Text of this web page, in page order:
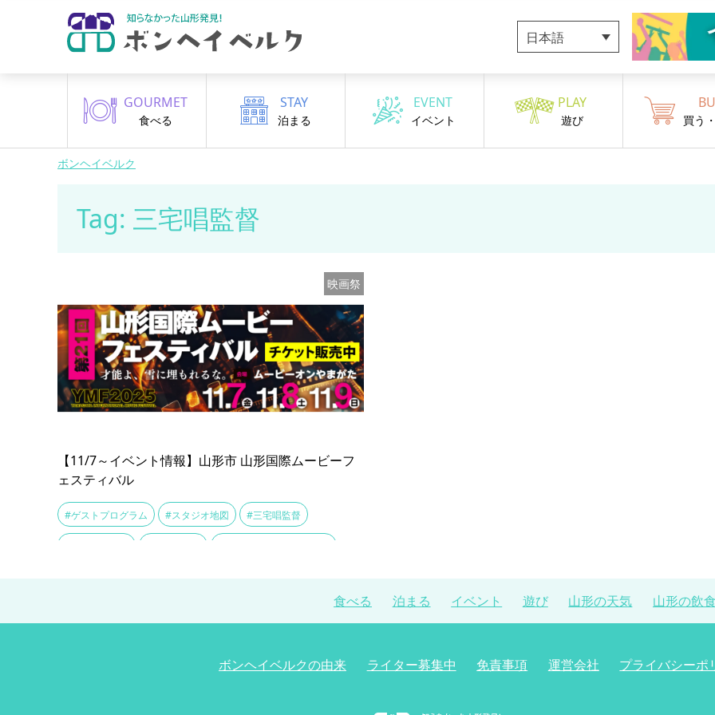
日本語
GOURMET
食べる
STAY
泊まる
EVENT
イベント
PLAY
遊び 買う
ボンヘイベルク
Tag: 三宅唱監督
【11/7～イベント情報】山形市 山形国際ムービーフ
ェスティバル
映画祭
#ゲストプログラム #スタジオ地図 #三宅唱監督
食べる 泊まる イベント 遊び 山形の天気 山形の飲
ボンヘイベルクの由来 ライター募集中 免責事項 運営会社 プライバシーポ